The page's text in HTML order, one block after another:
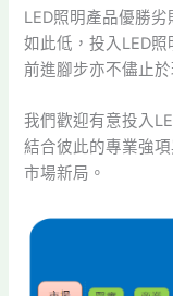
LED照明產品優勝
如此低，投入LED
前進腳步亦不儘止於
我們歡迎有意投入
結合彼此的專業強
市場新局。